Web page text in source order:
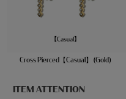
Cross Pierced【Casual】 (Gold)
ITEM ATTENTION